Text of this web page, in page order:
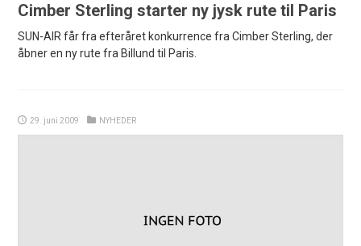
Cimber Sterling starter ny jysk rute til Paris
SUN-AIR får fra efteråret konkurrence fra Cimber Sterling, der
åbner en ny rute fra Billund til Paris.
29. juni 2009 NYHEDER